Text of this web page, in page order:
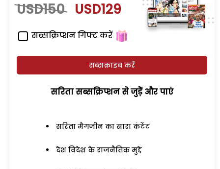
USD150 USD129
सब्सक्रिप्शन गिफ्ट करें
सब्सक्राइब करें
सरिता सब्सक्रिप्शन से जुड़ेें और पाएं
सरिता मैगजीन का सारा कंटेंट
देश विदेश के राजनैतिक मुद्दे